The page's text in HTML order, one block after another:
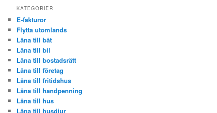
KATEGORIER
E-fakturor
Flytta utomlands
Låna till båt
Låna till bil
Låna till bostadsrätt
Låna till företag
Låna till fritidshus
Låna till handpenning
Låna till hus
Låna till husdjur